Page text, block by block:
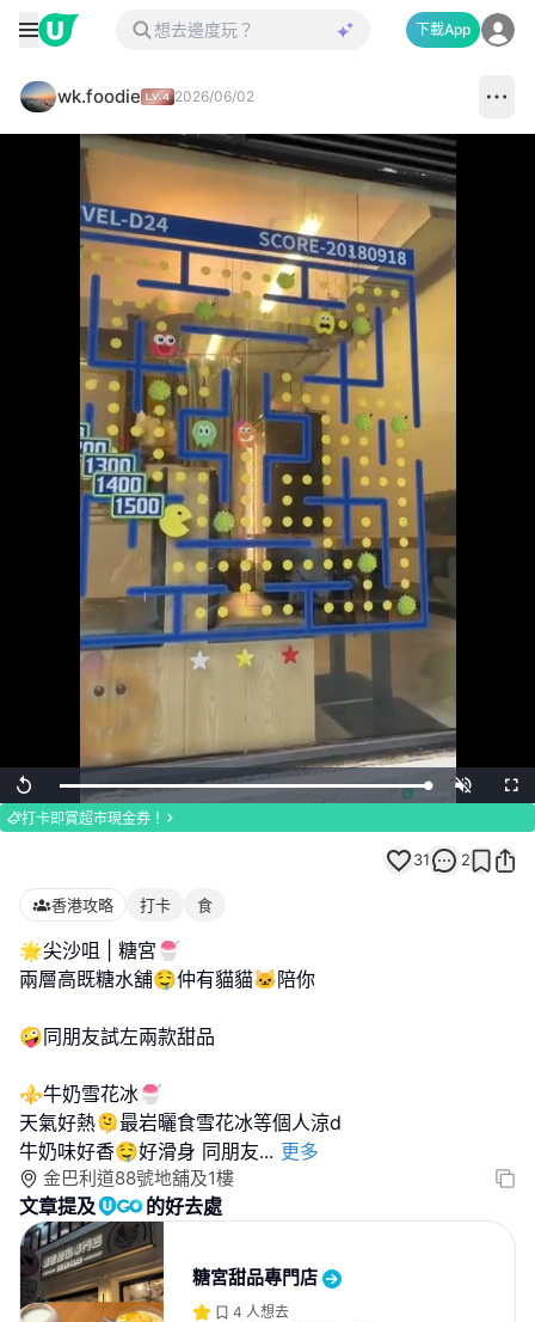
下載App
wk.foodie 2026/06/02
Replay Loaded:
100.00%
Unmute
打卡即賞超市現金券！
31 2
香港攻略 打卡 食
🌟尖沙咀 | 糖宮🍧
兩層高既糖水舖🤤仲有貓貓🐱陪你
🤪同朋友試左兩款甜品
⚜️牛奶雪花冰🍧
天氣好熱🫠最岩曬食雪花冰等個人涼d
牛奶味好香🤤好滑身 同朋友... 更多
金巴利道88號地舖及1樓
文章提及 的好去處
糖宮甜品專門店
4 人想去